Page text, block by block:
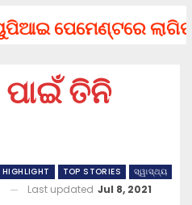
ପେମେଣ୍ଟରେ
ତିନି
TOP STORIES ସ୍ୱାସ୍ଥ୍ୟ
Last updated Jul 8, 2021